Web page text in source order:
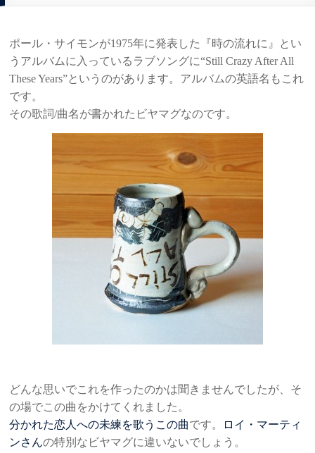
ポール・サイモンが1975年に発表した『時の流れに』とい
うアルバムに入っているラブソングに“Still Crazy After All
These Years”というのがあります。アルバムの英語名もこれ
です。
その歌詞/曲名が書かれたビヤマグなのです。
どんな思いでこれを作ったのかは聞きませんでしたが、そ
の場でこの曲をかけてくれました。
分かれた恋人への未練を歌うこの曲です。
ロイ・マーティ
ンさんの特別なビヤマグに違いないでしょう。